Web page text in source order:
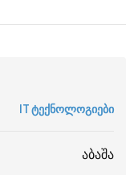
IT ტექნოლოგიები
აბაშა